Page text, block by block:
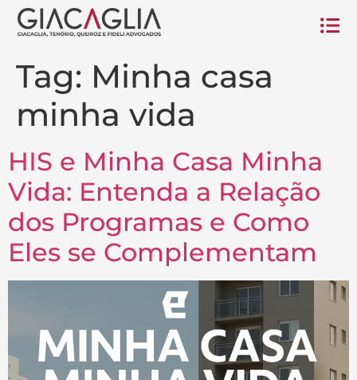
Tag: Minha casa
minha vida
HIS e Minha Casa Minha
Vida: Entenda a Relação
dos Programas e Como
Eles se Complementam